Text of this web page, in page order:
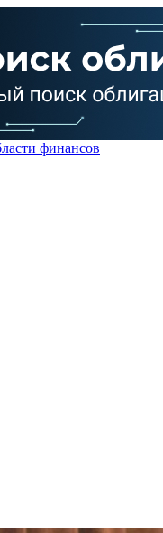
финансов